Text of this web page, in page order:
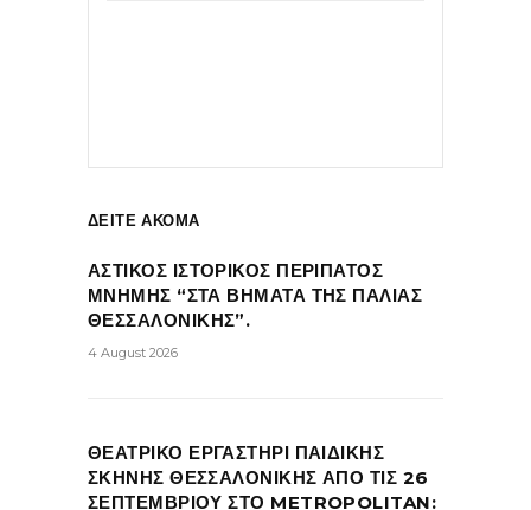
ΔΕΙΤΕ ΑΚΟΜΑ
ΑΣΤΙΚΟΣ ΙΣΤΟΡΙΚΟΣ ΠΕΡΙΠΑΤΟΣ
ΜΝΗΜΗΣ “ΣΤΑ ΒΗΜΑΤΑ ΤΗΣ ΠΑΛΙΑΣ
ΘΕΣΣΑΛΟΝΙΚΗΣ”.
4 August 2026
ΘΕΑΤΡΙΚΟ ΕΡΓΑΣΤΗΡΙ ΠΑΙΔΙΚΗΣ
ΣΚΗΝΗΣ ΘΕΣΣΑΛΟΝΙΚΗΣ ΑΠΟ ΤΙΣ 26
ΣΕΠΤΕΜΒΡΙΟΥ ΣΤΟ METROPOLITAN: